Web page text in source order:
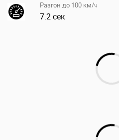
Разгон до 100 км/ч
7.2 сек